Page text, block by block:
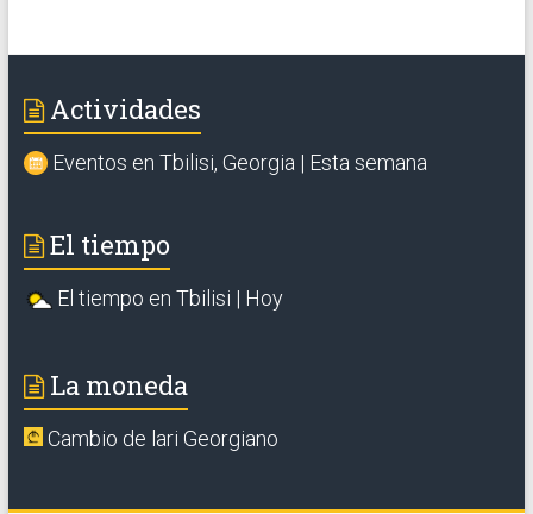
Actividades
Eventos en Tbilisi, Georgia | Esta semana
El tiempo
El tiempo en Tbilisi | Hoy
La moneda
Cambio de lari Georgiano